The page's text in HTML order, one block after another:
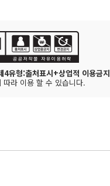
4유형:출처표시+상업적 이용금지
따라 이용 할 수 있습니다.